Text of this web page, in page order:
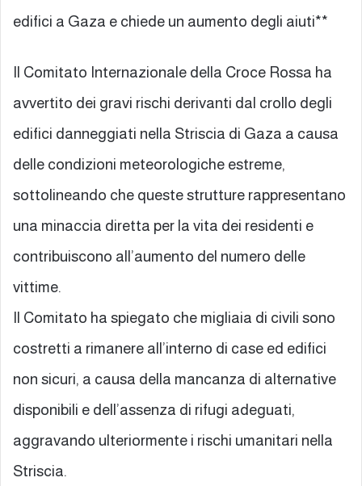
edifici a Gaza e chiede un aumento degli aiuti**
Il Comitato Internazionale della Croce Rossa ha
avvertito dei gravi rischi derivanti dal crollo degli
edifici danneggiati nella Striscia di Gaza a causa
delle condizioni meteorologiche estreme,
sottolineando che queste strutture rappresentano
una minaccia diretta per la vita dei residenti e
contribuiscono all’aumento del numero delle
vittime.
Il Comitato ha spiegato che migliaia di civili sono
costretti a rimanere all’interno di case ed edifici
non sicuri, a causa della mancanza di alternative
disponibili e dell’assenza di rifugi adeguati,
aggravando ulteriormente i rischi umanitari nella
Striscia.